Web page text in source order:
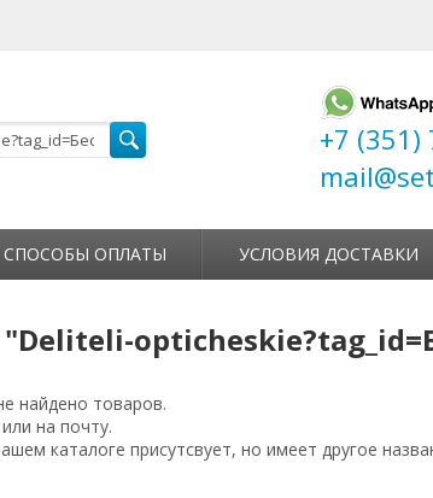
+7 (351)
СПОСОБЫ ОПЛАТЫ УСЛОВИЯ ДОСТАВКИ
"Deliteli-
найдено товаров.
на почту.
каталоге присутсвует, но имеет другое